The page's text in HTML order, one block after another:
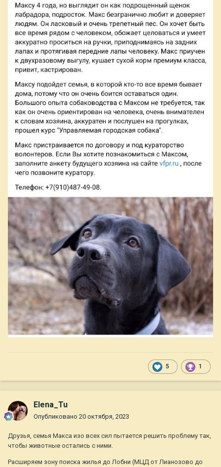
5 1
Elena_Tu
Опубликовано 20 октября, 2023
Друзья, семья Макса изо всех сил пытается решить проблему так,
чтобы животные остались с ними.
Расширяем зону поиска жилья до Лобни (МЦД от Лианозово до